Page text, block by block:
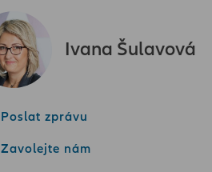
Ivana Šulavová
Poslat zprávu
Zavolejte nám